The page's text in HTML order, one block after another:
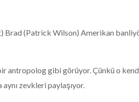
Brad (Patrick Wilson) Amerikan
antropolog gibi görüyor. Çünkü o
zevkleri paylaşıyor.